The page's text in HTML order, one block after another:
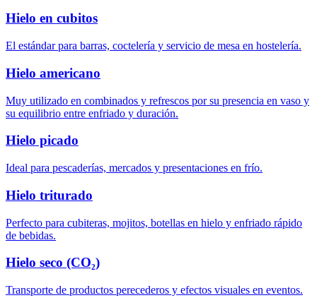
Hielo en cubitos
El estándar para barras, coctelería y servicio de mesa en hostelería.
Hielo americano
Muy utilizado en combinados y refrescos por su presencia en vaso y
su equilibrio entre enfriado y duración.
Hielo picado
Ideal para pescaderías, mercados y presentaciones en frío.
Hielo triturado
Perfecto para cubiteras, mojitos, botellas en hielo y enfriado rápido
de bebidas.
Hielo seco (CO₂)
Transporte de productos perecederos y efectos visuales en eventos.